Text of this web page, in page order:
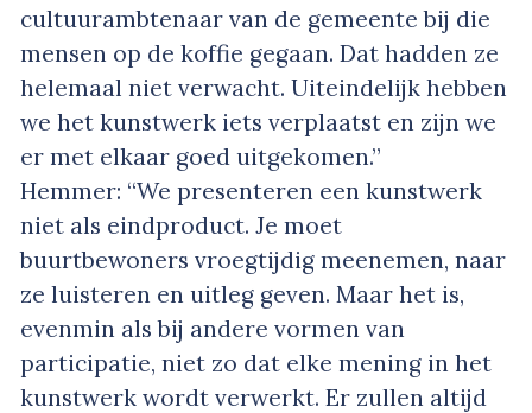
cultuurambtenaar van de gemeente bij die
mensen op de koffie gegaan. Dat hadden ze
helemaal niet verwacht. Uiteindelijk hebben
we het kunstwerk iets verplaatst en zijn we
er met elkaar goed uitgekomen.”
Hemmer: “We presenteren een kunstwerk
niet als eindproduct. Je moet
buurtbewoners vroegtijdig meenemen, naar
ze luisteren en uitleg geven. Maar het is,
evenmin als bij andere vormen van
participatie, niet zo dat elke mening in het
kunstwerk wordt verwerkt. Er zullen altijd